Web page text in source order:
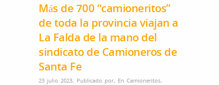
Más de 700 “camioneritos”
de toda la provincia viajan a
La Falda de la mano del
sindicato de Camioneros de
Santa Fe
23 julio 2023, Publicado por, En Camioneritos,